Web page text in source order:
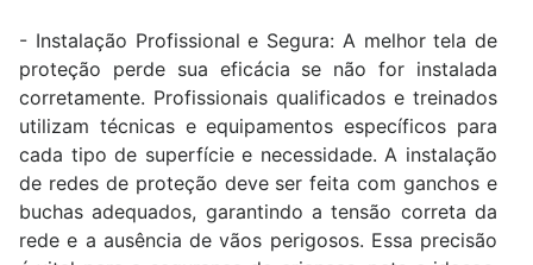
- Instalação Profissional e Segura: A melhor tela de
proteção perde sua eficácia se não for instalada
corretamente. Profissionais qualificados e treinados
utilizam técnicas e equipamentos específicos para
cada tipo de superfície e necessidade. A instalação
de redes de proteção deve ser feita com ganchos e
buchas adequados, garantindo a tensão correta da
rede e a ausência de vãos perigosos. Essa precisão